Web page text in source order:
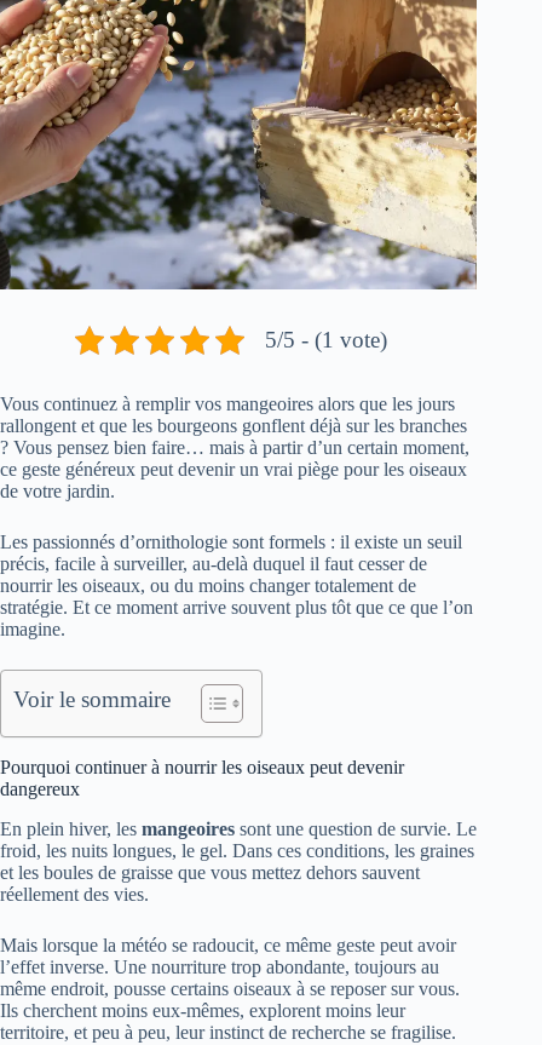
5/5 - (1 vote)
Vous continuez à remplir vos mangeoires alors que les jours
rallongent et que les bourgeons gonflent déjà sur les branches
? Vous pensez bien faire… mais à partir d’un certain moment,
ce geste généreux peut devenir un vrai piège pour les oiseaux
de votre jardin.
Les passionnés d’ornithologie sont formels : il existe un seuil
précis, facile à surveiller, au-delà duquel il faut cesser de
nourrir les oiseaux, ou du moins changer totalement de
stratégie. Et ce moment arrive souvent plus tôt que ce que l’on
imagine.
Voir le sommaire
Pourquoi continuer à nourrir les oiseaux peut devenir
dangereux
En plein hiver, les mangeoires sont une question de survie. Le
froid, les nuits longues, le gel. Dans ces conditions, les graines
et les boules de graisse que vous mettez dehors sauvent
réellement des vies.
Mais lorsque la météo se radoucit, ce même geste peut avoir
l’effet inverse. Une nourriture trop abondante, toujours au
même endroit, pousse certains oiseaux à se reposer sur vous.
Ils cherchent moins eux-mêmes, explorent moins leur
territoire, et peu à peu, leur instinct de recherche se fragilise.